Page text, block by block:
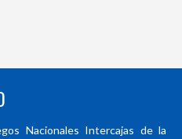
Nacionales Intercajas de la